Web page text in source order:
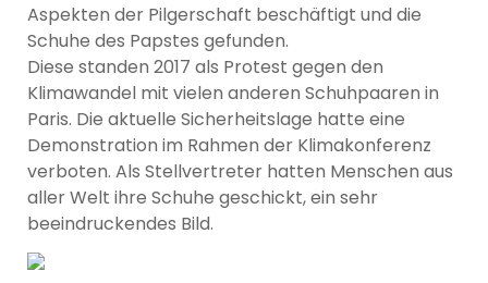
Aspekten der Pilgerschaft beschäftigt und die
Schuhe des Papstes gefunden.
Diese standen 2017 als Protest gegen den
Klimawandel mit vielen anderen Schuhpaaren in
Paris. Die aktuelle Sicherheitslage hatte eine
Demonstration im Rahmen der Klimakonferenz
verboten. Als Stellvertreter hatten Menschen aus
aller Welt ihre Schuhe geschickt, ein sehr
beeindruckendes Bild.